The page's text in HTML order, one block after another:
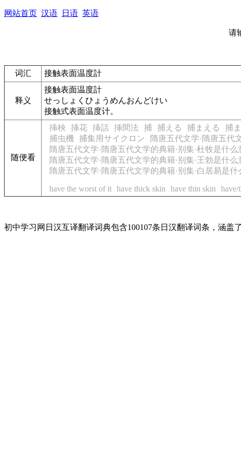
网站首页 汉语 日语 英语
请
词汇 接触表面温度計
释义
接触表面温度計
せっしょくひょうめんおんどけい
接触式表面温度计。
随便看
挿秧 挿花 挿話 挿間法 捕 捕える 捕まえる 捕
捕虫機
捕集用サイクロン 隋唐五代文学·隋唐五代
隋唐五代文学·隋唐五代文学的典籍·别集·杜牧是什么
隋唐五代文学·隋唐五代文学的典籍·别集·王勃是什么
隋唐五代文学·隋唐五代文学的典籍·别集·白居易是什
have the worst of it have thick skin have thin skin
初中学习网日汉互译翻译词典包含100107条日汉翻译词条，涵盖